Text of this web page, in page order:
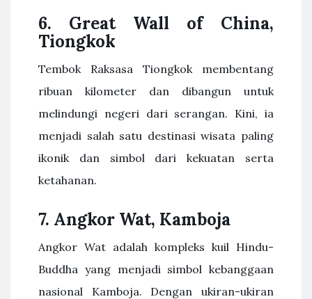
6. Great Wall of China,
Tiongkok
Tembok Raksasa Tiongkok membentang
ribuan kilometer dan dibangun untuk
melindungi negeri dari serangan. Kini, ia
menjadi salah satu destinasi wisata paling
ikonik dan simbol dari kekuatan serta
ketahanan.
7. Angkor Wat, Kamboja
Angkor Wat adalah kompleks kuil Hindu-
Buddha yang menjadi simbol kebanggaan
nasional Kamboja. Dengan ukiran-ukiran